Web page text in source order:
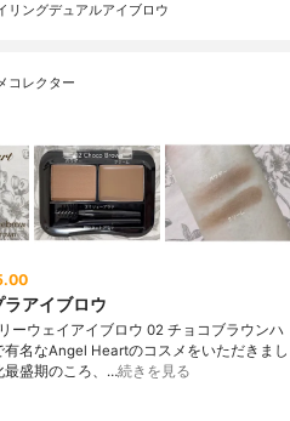
リングデュアルアイブロウ
コレクター
アイブロウ
ーウェイアイブロウ 02 チョコブラウンハ
有名なAngel Heartのコスメをいただきまし
盛期のころ、…続きを見る